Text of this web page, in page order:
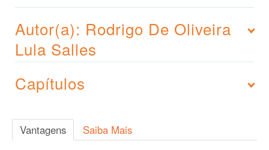
Autor(a): Rodrigo De Oliveira
Lula Salles
Capítulos
Vantagens Saiba Mais